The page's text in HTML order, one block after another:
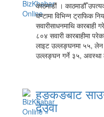
काठमाडौं । काठमाडौँ
घण्टामा विभिन्न ट्राफिक
सवारीसाधनमाथि
८०४ सवारी कारबाहीमा
लाइट उल्लङ्घनमा ५५, लेन
उल्लङ्घन गर्ने ३५,
हङकङबाट
देउवा